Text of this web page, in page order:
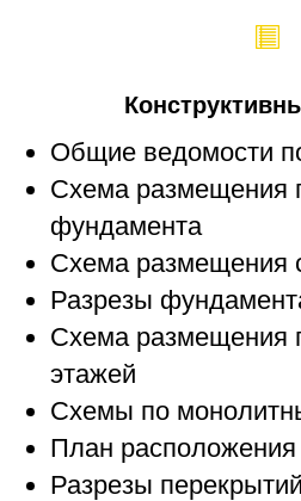
Общие ведомости
Схема размещения
фундамента
Схема размещения
Разрезы
Схема размещения
этажей
Схемы по
План расположения
Разрезы перекрытий